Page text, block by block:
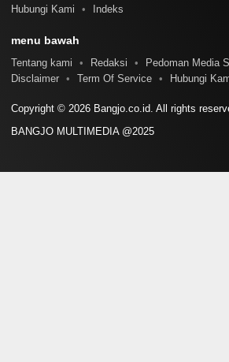
Hubungi Kami
Indeks
menu bawah
Tentang kami Redaksi Pedoman Media
Disclaimer
Term Of Service Hubungi
Copyright © 2026 Bangjo.co.id. All rights
BANGJO MULTIMEDIA @2025